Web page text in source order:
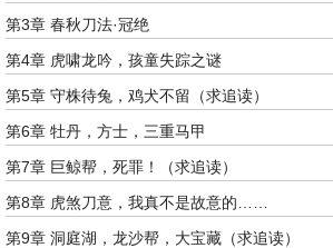
第3章 春秋刀法·冠绝
第4章 虎啸龙吟，孩童失踪之谜
第5章 守株待兔，鸡犬不留（求追读）
第6章 牡丹，方士，三重马甲
第7章 巨鲸帮，死罪！（求追读）
第8章 虎煞刀意，我真不是故意的……
第9章 洞庭湖，龙沙帮，大宝藏（求追读）